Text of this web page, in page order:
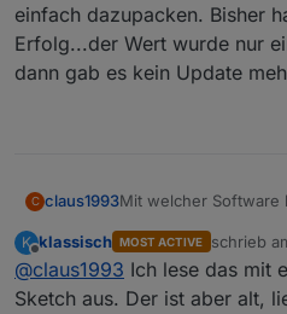
einfach dazupacken. Bisher
Erfolg...der Wert wurde nur
dann gab es kein Update
C claus1993Mit welcher Software
Habe so einiges an
ESP8266 mit
MLX90614 einfach
K
Offline
klassisch MOST ACTIVE schrieb
zuletzt
@claus1993 Ich lese das mit
Sketch aus. Der ist aber alt,